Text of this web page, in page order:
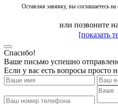
Оставляя завявку, вы соглашаетесь
или позвоните
[показать
Спасибо!
Ваше письмо успешно
Если у вас есть вопросы просто